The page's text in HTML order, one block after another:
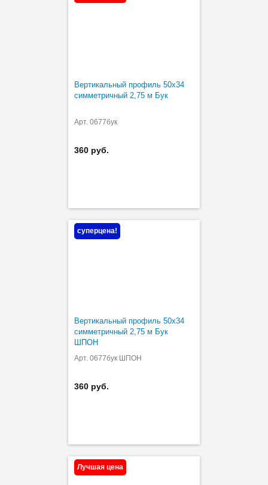
Вертикальный профиль 50х34
симметричный 2,75 м Бук
Арт. 0677бук
360 руб.
суперцена!
Вертикальный профиль 50х34
симметричный 2,75 м Бук
ШПОН
Арт. 0677бук ШПОН
360 руб.
Лучшая цена